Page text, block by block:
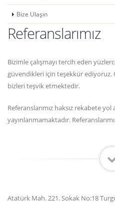
Bize Ulaşın
Referanslarımız
Bizimle çalışmayı tercih eden
güvendikleri için teşekkür ediyoruz.
bizleri teşvik etmektedir.
Referanslarımız haksız rekabete yol
yayınlanmamaktadır.
Atatürk Mah. 221. Sokak No:18